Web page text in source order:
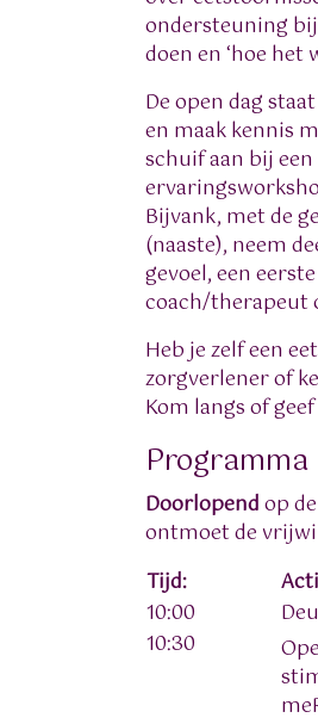
ondersteuning
doen en ‘hoe
De open dag
en maak kennis
schuif aan bij
Bijvank, met de
(naaste), neem
gevoel, een
coach/therapeut
Heb je zelf een
zorgverlener of
Kom langs of
Programma
Doorlopendop
ontmoet de
Tijd:
10:00
10:30